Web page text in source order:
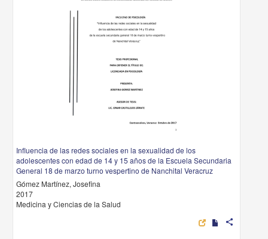
Influencia de las redes sociales en la sexualidad de los
adolescentes con edad de 14 y 15 años de la Escuela Secundaria
General 18 de marzo turno vespertino de Nanchital Veracruz
Gómez Martínez, Josefina
2017
Medicina y Ciencias de la Salud
share